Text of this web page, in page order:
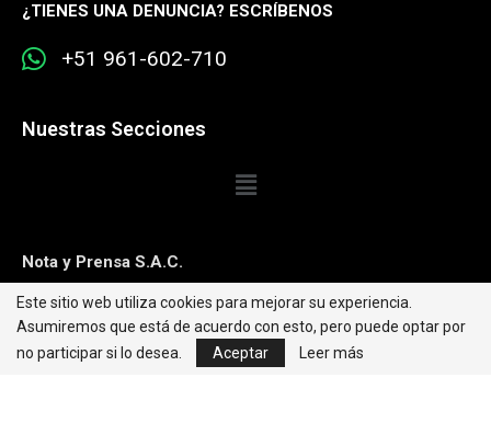
¿TIENES UNA DENUNCIA? ESCRÍBENOS
+51 961-602-710
Nuestras Secciones
Nota y Prensa S.A.C.
Contacto:editorweb@caretas.com.pe
Síguenos:
Este sitio web utiliza cookies para mejorar su experiencia.
Asumiremos que está de acuerdo con esto, pero puede optar por
no participar si lo desea.
Aceptar Leer más